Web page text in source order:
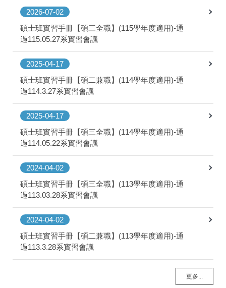
2026-07-02
碩士班實習手冊【碩三全職】(115學年度適用)-通
過115.05.27系實習會議
2025-04-17
碩士班實習手冊【碩二兼職】(114學年度適用)-通
過114.3.27系實習會議
2025-04-17
碩士班實習手冊【碩三全職】(114學年度適用)-通
過114.05.22系實習會議
2024-04-02
碩士班實習手冊【碩三全職】(113學年度適用)-通
過113.03.28系實習會議
2024-04-02
碩士班實習手冊【碩二兼職】(113學年度適用)-通
過113.3.28系實習會議
更多...